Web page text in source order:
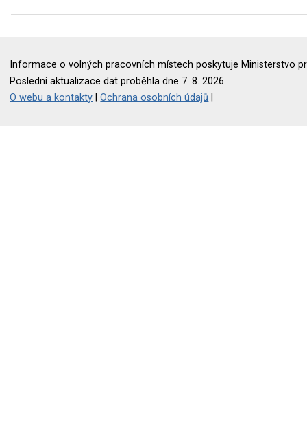
Informace o volných pracovních místech poskytuje Ministerstvo
Poslední aktualizace dat proběhla dne 7. 8. 2026.
O webu a kontakty |Ochrana osobních údajů